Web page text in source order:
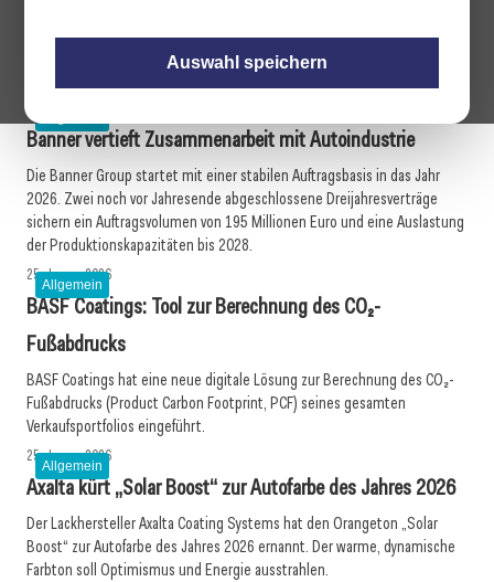
Auswahl speichern
Der Schweizer Schmierstoffspezialist Motorex wird offizieller Partner in
der MotoGP von KTM. Die Zusammenarbeit baut auf einer seit 2003
Banner vertieft Zusammenarbeit mit Autoindustrie
Die Banner Group startet mit einer stabilen Auftragsbasis in das Jahr
2026. Zwei noch vor Jahresende abgeschlossene Dreijahresverträge
sichern ein Auftragsvolumen von 195 Millionen Euro und eine Auslastung
der Produktionskapazitäten bis 2028.
Allgemein
25. Januar 2026
BASF Coatings: Tool zur Berechnung des CO₂-
Fußabdrucks
BASF Coatings hat eine neue digitale Lösung zur Berechnung des CO₂-
Fußabdrucks (Product Carbon Footprint, PCF) seines gesamten
Verkaufsportfolios eingeführt.
Allgemein
25. Januar 2026
Axalta kürt „Solar Boost“ zur Autofarbe des Jahres 2026
Der Lackhersteller Axalta Coating Systems hat den Orangeton „Solar
Boost“ zur Autofarbe des Jahres 2026 ernannt. Der warme, dynamische
Farbton soll Optimismus und Energie ausstrahlen.